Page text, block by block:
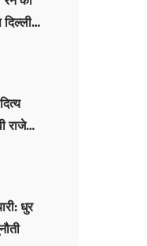
दिल्ली
क्रिकेट
राजे
में
धुर